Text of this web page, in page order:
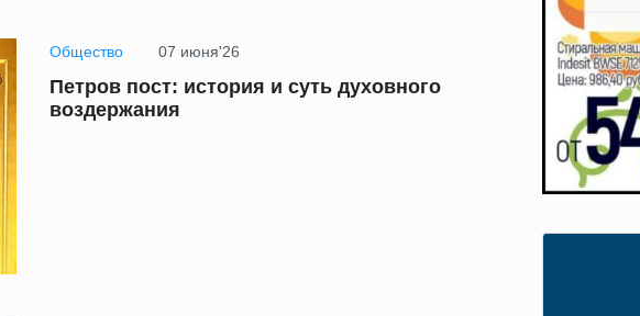
Общество 07 июня'26
Петров пост: история и суть духовного
воздержания